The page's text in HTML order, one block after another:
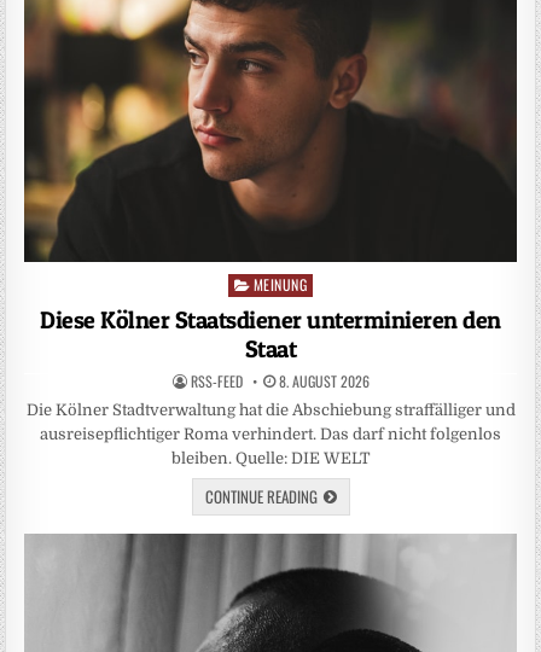
PostedMEINUNG
Diese Kölner Staatsdiener unterminieren den
Staat
RSS-FEED 8. AUGUST 2026
Die Kölner Stadtverwaltung hat die Abschiebung straffälliger und
ausreisepflichtiger Roma verhindert. Das darf nicht folgenlos
bleiben. Quelle: DIE WELT
CONTINUE READING